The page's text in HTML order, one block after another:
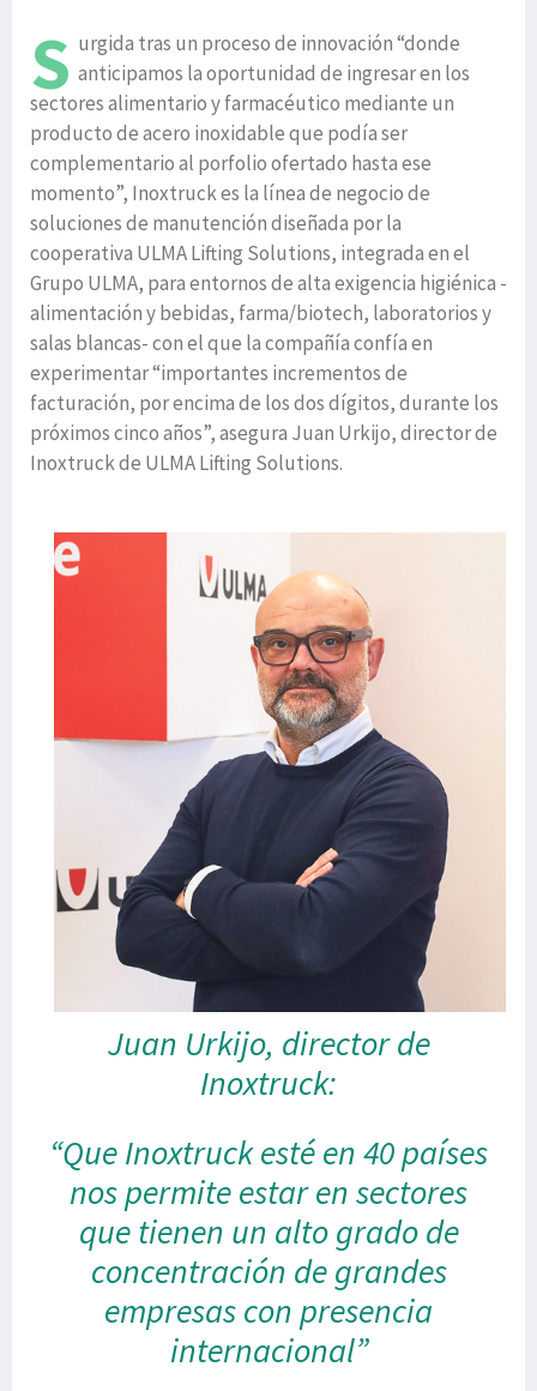
S urgida tras un proceso de innovación “donde
anticipamos la oportunidad de ingresar en los
sectores alimentario y farmacéutico mediante un
producto de acero inoxidable que podía ser
complementario al porfolio ofertado hasta ese
momento”, Inoxtruck es la línea de negocio de
soluciones de manutención diseñada por la
cooperativa ULMA Lifting Solutions, integrada en el
Grupo ULMA, para entornos de alta exigencia higiénica -
alimentación y bebidas, farma/biotech, laboratorios y
salas blancas- con el que la compañía confía en
experimentar “importantes incrementos de
facturación, por encima de los dos dígitos, durante los
próximos cinco años”, asegura Juan Urkijo, director de
Inoxtruck de ULMA Lifting Solutions.
Juan Urkijo, director de
Inoxtruck:
“Que Inoxtruck esté en 40 países
nos permite estar en sectores
que tienen un alto grado de
concentración de grandes
empresas con presencia
internacional”